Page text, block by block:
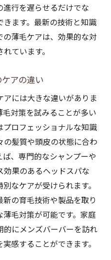
進行を遅らせるだけでな
きます。最新の技術と知識
薄毛ケアは、効果的な対
ています。
アの違い
アには大きな違いがありま
対策を試みることが多い
プロフェッショナルな知識
の髪質や頭皮の状態に合わ
、専門的なシャンプーや
効果のあるヘッドスパな
なケアが受けられます。
の育毛技術や製品を取り
毛対策が可能です。家庭
的にメンズバーバーを訪れ
感することができます。